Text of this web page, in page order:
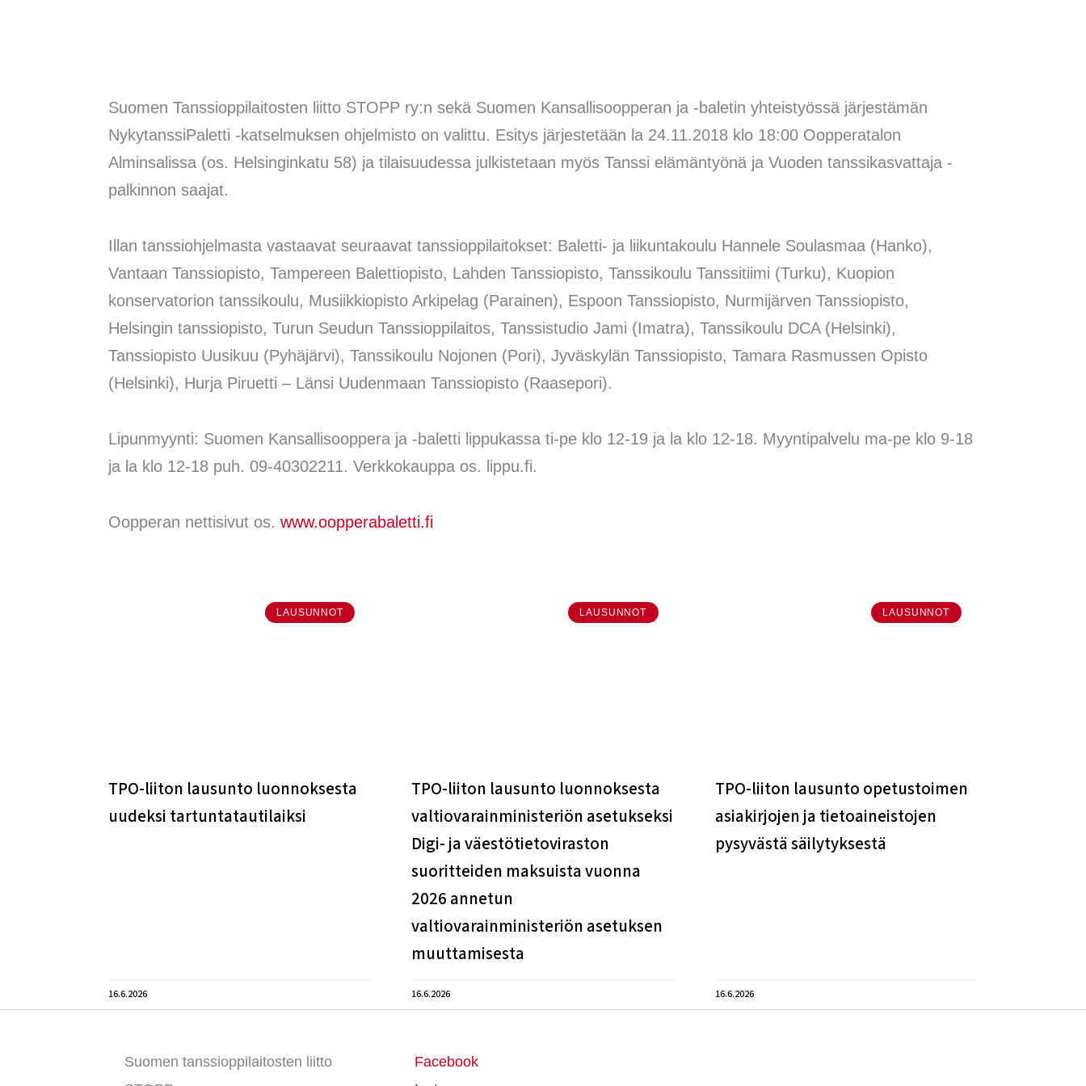
Suomen Tanssioppilaitosten liitto STOPP ry:n sekä Suomen Kansallisoopperan ja -baletin yhteistyössä järjestämän
NykytanssiPaletti -katselmuksen ohjelmisto on valittu. Esitys järjestetään la 24.11.2018 klo 18:00 Oopperatalon
Alminsalissa (os. Helsinginkatu 58) ja tilaisuudessa julkistetaan myös Tanssi elämäntyönä ja Vuoden tanssikasvattaja -
palkinnon saajat.
Illan tanssiohjelmasta vastaavat seuraavat tanssioppilaitokset: Baletti- ja liikuntakoulu Hannele Soulasmaa (Hanko),
Vantaan Tanssiopisto, Tampereen Balettiopisto, Lahden Tanssiopisto, Tanssikoulu Tanssitiimi (Turku), Kuopion
konservatorion tanssikoulu, Musiikkiopisto Arkipelag (Parainen), Espoon Tanssiopisto, Nurmijärven Tanssiopisto,
Helsingin tanssiopisto, Turun Seudun Tanssioppilaitos, Tanssistudio Jami (Imatra), Tanssikoulu DCA (Helsinki),
Tanssiopisto Uusikuu (Pyhäjärvi), Tanssikoulu Nojonen (Pori), Jyväskylän Tanssiopisto, Tamara Rasmussen Opisto
(Helsinki), Hurja Piruetti – Länsi Uudenmaan Tanssiopisto (Raasepori).
Lipunmyynti: Suomen Kansallisooppera ja -baletti lippukassa ti-pe klo 12-19 ja la klo 12-18. Myyntipalvelu ma-pe klo 9-18
ja la klo 12-18 puh. 09-40302211. Verkkokauppa os. lippu.fi.
Oopperan nettisivut os. www.oopperabaletti.fi
LAUSUNNOT
TPO-liiton lausunto luonnoksesta
uudeksi tartuntatautilaiksi
16.6.2026
LAUSUNNOT
TPO-liiton lausunto luonnoksesta
valtiovarainministeriön asetukseksi
Digi- ja väestötietoviraston
suoritteiden maksuista vuonna
2026 annetun
valtiovarainministeriön asetuksen
muuttamisesta
16.6.2026
LAUSUNNOT
TPO-liiton lausunto opetustoimen
asiakirjojen ja tietoaineistojen
pysyvästä säilytyksestä
16.6.2026
Suomen tanssioppilaitosten liitto
Facebook